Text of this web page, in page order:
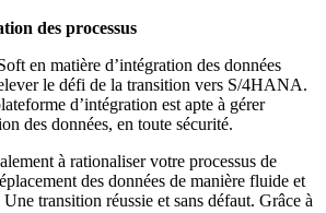
des processus
en matière d’intégration des données
le défi de la transition vers S/4HANA.
d’intégration est apte à gérer
des données, en toute sécurité.
à rationaliser votre processus de
des données de manière fluide et
transition réussie et sans défaut. Grâce à